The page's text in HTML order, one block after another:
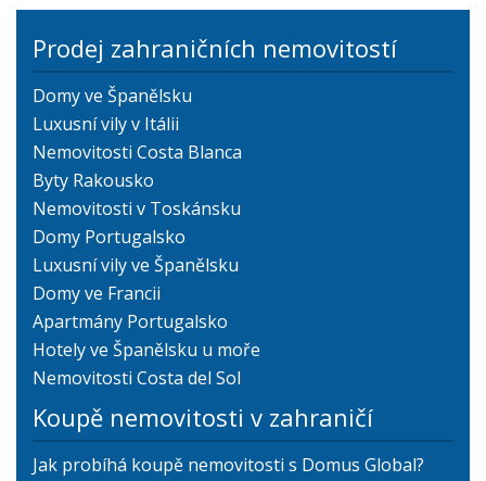
Prodej zahraničních nemovitostí
Domy ve Španělsku
Luxusní vily v Itálii
Nemovitosti Costa Blanca
Byty Rakousko
Nemovitosti v Toskánsku
Domy Portugalsko
Luxusní vily ve Španělsku
Domy ve Francii
Apartmány Portugalsko
Hotely ve Španělsku u moře
Nemovitosti Costa del Sol
Koupě nemovitosti v zahraničí
Jak probíhá koupě nemovitosti s Domus Global?